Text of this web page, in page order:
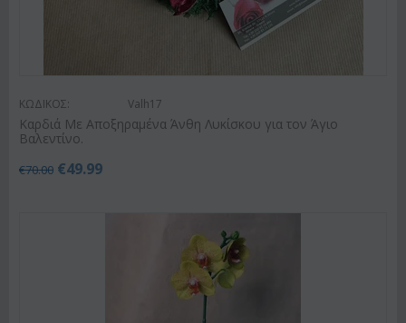
ΚΩΔΙΚΟΣ: Valh17
Καρδιά Με Αποξηραμένα Άνθη Λυκίσκου για τον Άγιο
Βαλεντίνο.
€70.00 €49.99